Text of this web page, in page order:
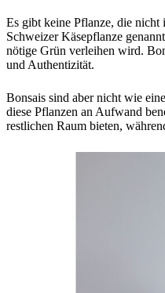
Es gibt keine Pflanze, die nicht
Schweizer Käsepflanze
nötige Grün verleihen wird.
und Authentizität.
Bonsais sind aber nicht wie
diese Pflanzen an Aufwand
restlichen Raum bieten,